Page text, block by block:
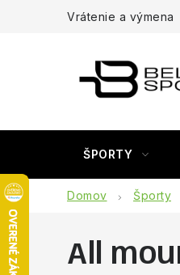
Vrátenie a výmena
ŠPORTY
Domov Športy
All